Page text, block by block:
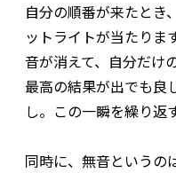
自分の順番が来たとき
ットライトが当たります
音が消えて、自分だけ
最高の結果が出でも良
し。この一瞬を繰り返
同時に、無音というの